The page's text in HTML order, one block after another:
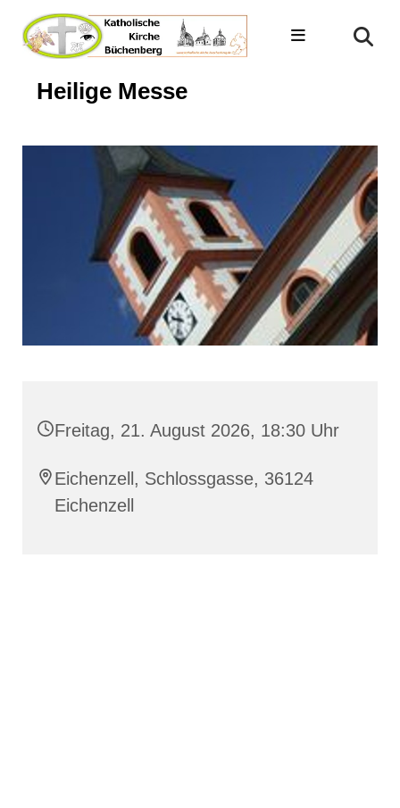
Heilige Messe
Freitag, 21. August 2026, 18:30 Uhr
Eichenzell, Schlossgasse, 36124
Eichenzell